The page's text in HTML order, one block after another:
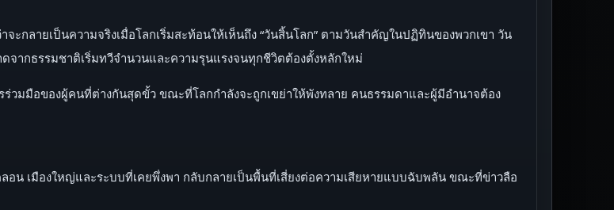
กลายเป็นความจริงเมื่อโลกเริ่มสะท้อนให้เห็นถึง “วันสิ้นโลก” ตามวันสำคัญในปฏิทินของพวกเขา วัน
จากธรรมชาติเริ่มทวีจำนวนและความรุนแรงจนทุกชีวิตต้องตั้งหลักใหม่
วมมือของผู้คนที่ต่างกันสุดขั้ว ขณะที่โลกกำลังจะถูกเขย่าให้พังทลาย คนธรรมดาและผู้มีอำนาจต้อง
เมืองใหญ่และระบบที่เคยพึ่งพา กลับกลายเป็นพื้นที่เสี่ยงต่อความเสียหายแบบฉับพลัน ขณะที่ข่าวลือ